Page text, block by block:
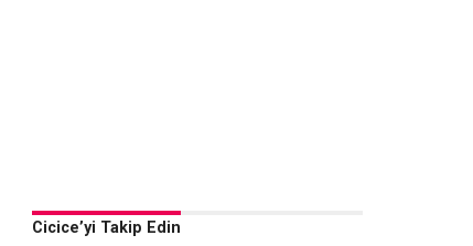
Cicice’yi Takip Edin